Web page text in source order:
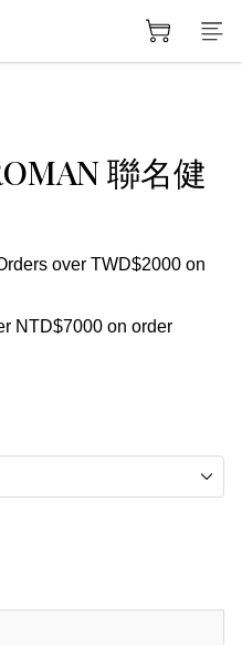
聯名健
over TWD$2000 on
NTD$7000 on order